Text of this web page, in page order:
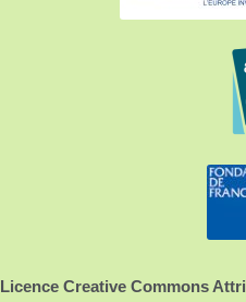
Licence Creative Commons